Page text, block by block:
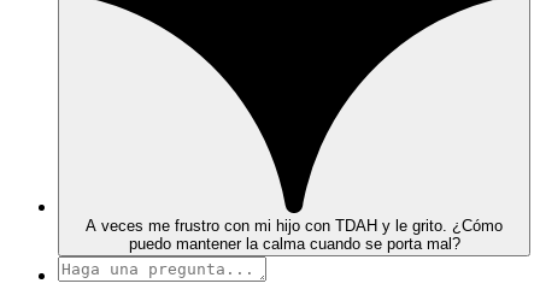
A veces me frustro con mi hijo con TDAH y le grito. ¿Cómo
puedo mantener la calma cuando se porta mal?